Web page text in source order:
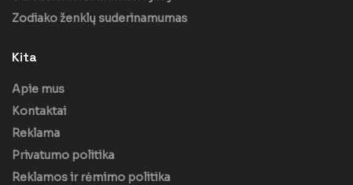
Zodiako ženklų suderinamumas
Kita
Apie mus
Kontaktai
Reklama
Privatumo politika
Reklamos ir rėmimo politika